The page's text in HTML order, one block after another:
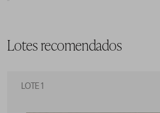
Lotes recomendados
LOTE 1